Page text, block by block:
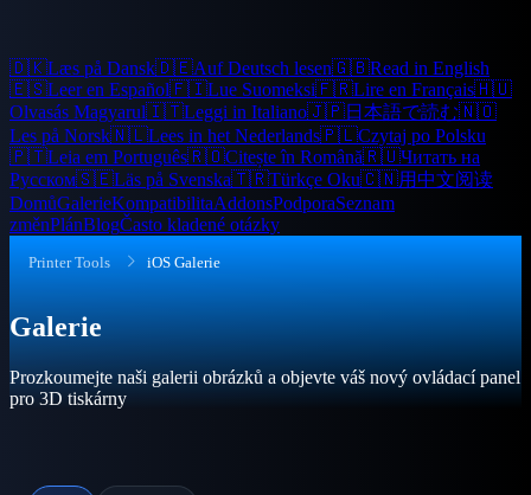
🇩🇰Læs på Dansk🇩🇪Auf Deutsch lesen🇬🇧Read in English
🇪🇸Leer en Español🇫🇮Lue Suomeksi🇫🇷Lire en Français🇭🇺
Olvasás Magyarul🇮🇹Leggi in Italiano🇯🇵日本語で読む🇳🇴
Les på Norsk🇳🇱Lees in het Nederlands🇵🇱Czytaj po Polsku
🇵🇹Leia em Português🇷🇴Citește în Română🇷🇺Читать на
Русском🇸🇪Läs på Svenska🇹🇷Türkçe Oku🇨🇳用中文阅读
DomůGalerieKompatibilitaAddonsPodporaSeznam
změnPlánBlogČasto kladené otázky
Printer Tools iOS Galerie
Galerie
Prozkoumejte naši galerii obrázků a objevte váš nový ovládací panel
pro 3D tiskárny